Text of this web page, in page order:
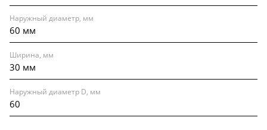
Наружный диаметр, мм
60 мм
Ширина, мм
30 мм
Наружный диаметр D, мм
60